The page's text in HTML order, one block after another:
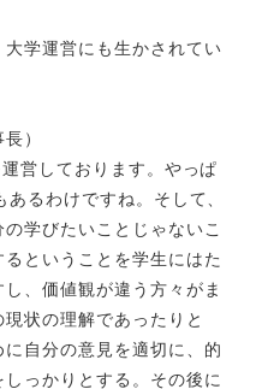
大学運営にも生かされてい
）
営しております。やっぱ
るわけですね。そして、
学びたいことじゃないこ
ということを学生にはた
、価値観が違う方々がま
状の理解であったりと
自分の意見を適切に、的
っかりとする。その後に